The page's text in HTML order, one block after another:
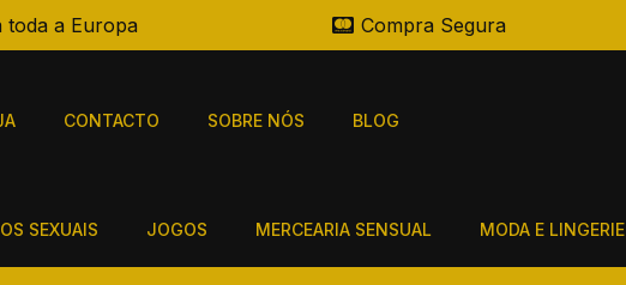
toda a Europa Compra Segura
CONTACTO SOBRE NÓS BLOG
SEXUAIS JOGOS MERCEARIA SENSUAL MODA E LINGERIE